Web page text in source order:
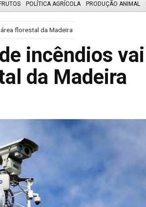
POLÍTICA AGRÍCOLA PRODUÇÃO ANIMAL
florestal da Madeira
incêndios vai
da Madeira